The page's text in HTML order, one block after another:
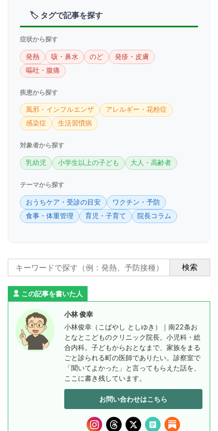
🏷 タグで記事を探す
症状から探す
発熱 咳・鼻水 のど
発疹・皮膚
嘔吐・腹痛
疾患から探す
風邪・インフルエンザ
アレルギー・花粉症
感染症
生活習慣病
対象者から探す
乳幼児 小学生以上の子ども 大人・高齢者
テーマから探す
おうちケア・受診の目安
ワクチン・予防
食事・体重管理
育児・子育て 院長コラム
検索
この記事を書いた人
小林 俊幸
小林俊幸（こばやし としゆき）｜南22条お
となとこどものクリニック院長。小児科・総
合内科。子どもからおとなまで、家族をまる
ごと診られる町の医師でありたい。診察室で
「聞いてよかった」と言ってもらえた話を、
ここに書き残しています。
お問い合わせはこちら